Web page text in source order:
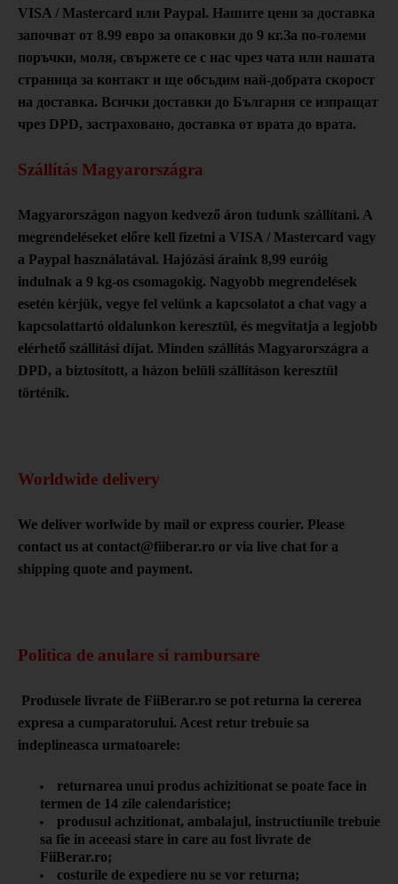
VISA / Mastercard или Paypal. Нашите цени за доставка
започват от 8.99 евро за опаковки до 9 кг.За по-големи
поръчки, моля, свържете се с нас чрез чата или нашата
страница за контакт и ще обсъдим най-добрата скорост
на доставка. Всички доставки до България се изпращат
чрез DPD, застраховано, доставка от врата до врата.
Szállítás Magyarországra
Magyarországon nagyon kedvező áron tudunk szállítani. A
megrendeléseket előre kell fizetni a VISA / Mastercard vagy
a Paypal használatával. Hajózási áraink 8,99 euróig
indulnak a 9 kg-os csomagokig. Nagyobb megrendelések
esetén kérjük, vegye fel velünk a kapcsolatot a chat vagy a
kapcsolattartó oldalunkon keresztül, és megvitatja a legjobb
elérhető szállítási díjat. Minden szállítás Magyarországra a
DPD, a biztosított, a házon belüli szállításon keresztül
történik.
Worldwide delivery
We deliver worlwide by mail or express courier. Please
contact us at contact@fiiberar.ro or via live chat for a
shipping quote and payment.
Politica de anulare si rambursare
Produsele livrate de FiiBerar.ro se pot returna la cererea
expresa a cumparatorului. Acest retur trebuie sa
indeplineasca urmatoarele:
returnarea unui produs achizitionat se poate face in
termen de 14 zile calendaristice;
produsul achzitionat, ambalajul, instructiunile trebuie
sa fie in aceeasi stare in care au fost livrate de
FiiBerar.ro;
costurile de expediere nu se vor returna;